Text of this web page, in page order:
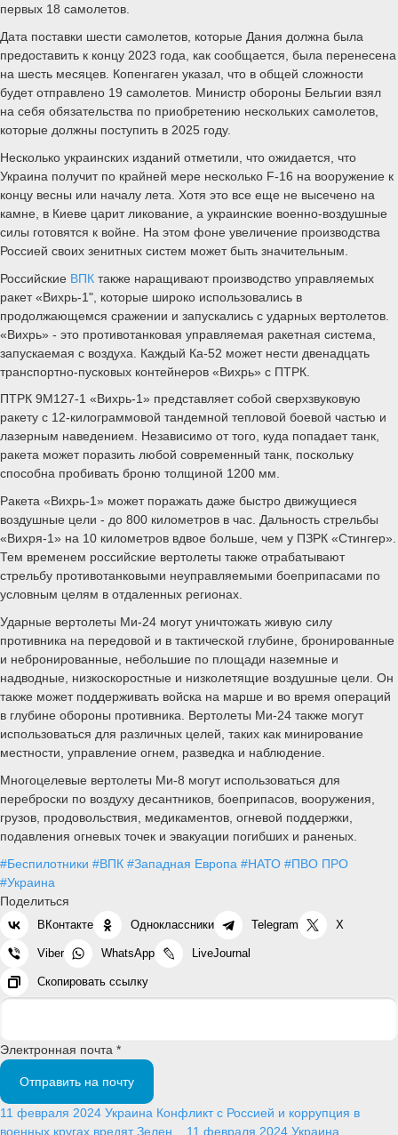
первых 18 самолетов.
Дата поставки шести самолетов, которые Дания должна была
предоставить к концу 2023 года, как сообщается, была перенесена
на шесть месяцев. Копенгаген указал, что в общей сложности
будет отправлено 19 самолетов. Министр обороны Бельгии взял
на себя обязательства по приобретению нескольких самолетов,
которые должны поступить в 2025 году.
Несколько украинских изданий отметили, что ожидается, что
Украина получит по крайней мере несколько F-16 на вооружение к
концу весны или началу лета. Хотя это все еще не высечено на
камне, в Киеве царит ликование, а украинские военно-воздушные
силы готовятся к войне. На этом фоне увеличение производства
Россией своих зенитных систем может быть значительным.
Российские ВПК также наращивают производство управляемых
ракет «Вихрь-1", которые широко использовались в
продолжающемся сражении и запускались с ударных вертолетов.
«Вихрь» - это противотанковая управляемая ракетная система,
запускаемая с воздуха. Каждый Ка-52 может нести двенадцать
транспортно-пусковых контейнеров «Вихрь» с ПТРК.
ПТРК 9М127-1 «Вихрь-1» представляет собой сверхзвуковую
ракету с 12-килограммовой тандемной тепловой боевой частью и
лазерным наведением. Независимо от того, куда попадает танк,
ракета может поразить любой современный танк, поскольку
способна пробивать броню толщиной 1200 мм.
Ракета «Вихрь-1» может поражать даже быстро движущиеся
воздушные цели - до 800 километров в час. Дальность стрельбы
«Вихря-1» на 10 километров вдвое больше, чем у ПЗРК «Стингер».
Тем временем российские вертолеты также отрабатывают
стрельбу противотанковыми неуправляемыми боеприпасами по
условным целям в отдаленных регионах.
Ударные вертолеты Ми-24 могут уничтожать живую силу
противника на передовой и в тактической глубине, бронированные
и небронированные, небольшие по площади наземные и
надводные, низкоскоростные и низколетящие воздушные цели. Он
также может поддерживать войска на марше и во время операций
в глубине обороны противника. Вертолеты Ми-24 также могут
использоваться для различных целей, таких как минирование
местности, управление огнем, разведка и наблюдение.
Многоцелевые вертолеты Ми-8 могут использоваться для
переброски по воздуху десантников, боеприпасов, вооружения,
грузов, продовольствия, медикаментов, огневой поддержки,
подавления огневых точек и эвакуации погибших и раненых.
#Беспилотники #ВПК #Западная Европа #НАТО #ПВО ПРО
#Украина
Поделиться
ВКонтакте Одноклассники Telegram X
Viber WhatsApp LiveJournal
Скопировать ссылку
Электронная почта *
Отправить на почту
11 февраля 2024 Украина Конфликт с Россией и коррупция в
военных кругах вредят Зелен... 11 февраля 2024 Украина